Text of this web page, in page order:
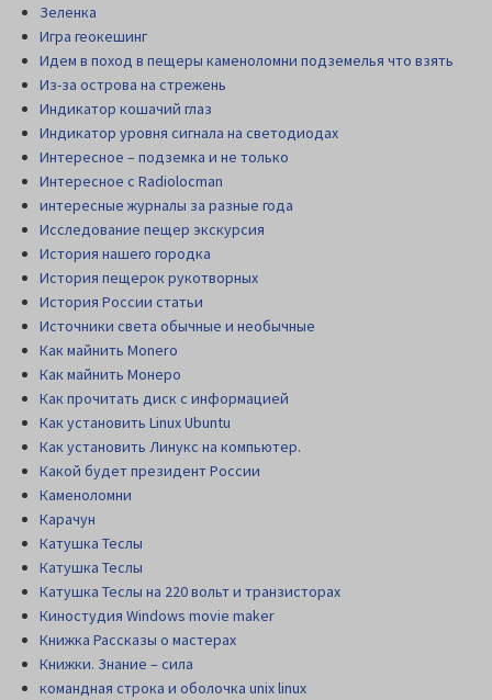
Зеленка
Игра геокешинг
Идем в поход в пещеры каменоломни подземелья что взять
Из-за острова на стрежень
Индикатор кошачий глаз
Индикатор уровня сигнала на светодиодах
Интересное – подземка и не только
Интересное с Radiolocman
интересные журналы за разные года
Исследование пещер экскурсия
История нашего городка
История пещерок рукотворных
История России статьи
Источники света обычные и необычные
Как майнить Monero
Как майнить Монеро
Как прочитать диск c информацией
Как установить Linux Ubuntu
Как установить Линукс на компьютер.
Какой будет президент России
Каменоломни
Карачун
Катушка Теслы
Катушка Теслы
Катушка Теслы на 220 вольт и транзисторах
Киностудия Windows movie maker
Книжка Рассказы о мастерах
Книжки. Знание – сила
командная строка и оболочка unix linux